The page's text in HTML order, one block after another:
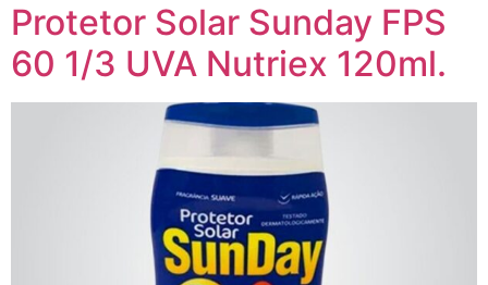
Protetor Solar Sunday FPS
60 1/3 UVA Nutriex 120ml.